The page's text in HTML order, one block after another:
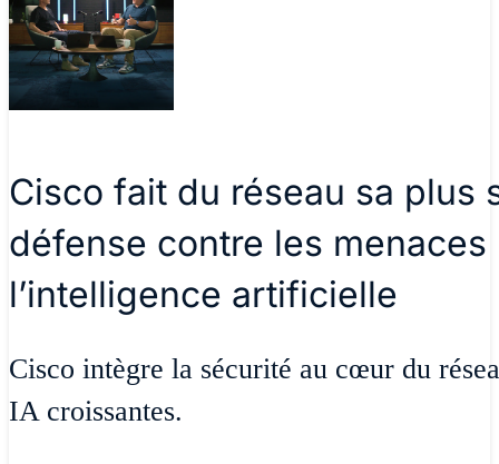
Cisco fait du réseau sa plus
défense contre les menaces
l’intelligence artificielle
Cisco intègre la sécurité au cœur du
IA croissantes.